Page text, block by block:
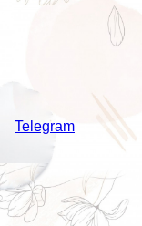
Telegram